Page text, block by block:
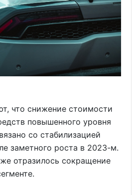
что снижение стоимости
повышенного уровня
со стабилизацией
заметного роста в 2023-м.
отразилось сокращение